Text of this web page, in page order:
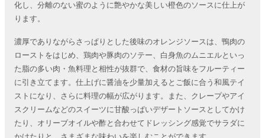
化し、分離のない蜜のように艶やかな美しい橙色のソースに仕上が
ります。
濃厚でありながらさっぱりとした後味のオレンジソースは、鴨肉の
ローストをはじめ、鶏肉や豚肉のソテー、白身魚のムニエルといっ
た脂の多い肉・魚料理と相性が抜群で、食材の旨味をフルーティー
に引き立てます。仕上げに醤油を少量加えるとご飯に合う和風テイ
ストになり、さらに料理の幅が広がります。また、クレープやアイ
スクリームなどのスイーツに甘酸っぱいデザートソースとしてかけ
たり、オリーブオイルや酢と合わせてドレッシング感覚でサラダに